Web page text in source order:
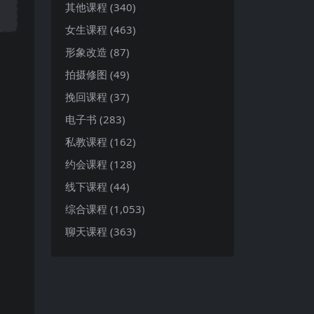
其他课程 (340)
女生课程 (463)
形象改造 (87)
拍摄修图 (49)
挽回课程 (37)
电子书 (283)
私教课程 (162)
约会课程 (128)
线下课程 (44)
综合课程 (1,053)
聊天课程 (363)